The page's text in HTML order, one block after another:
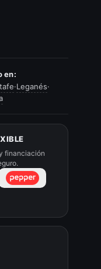
en:
·Leganés·
financiación